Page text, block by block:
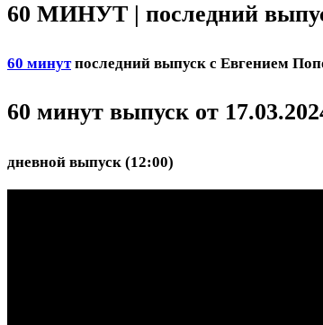
60 МИНУТ | последний
60 минутпоследний выпуск с Евгением
60 минут выпуск от
дневной выпуск (12:00)